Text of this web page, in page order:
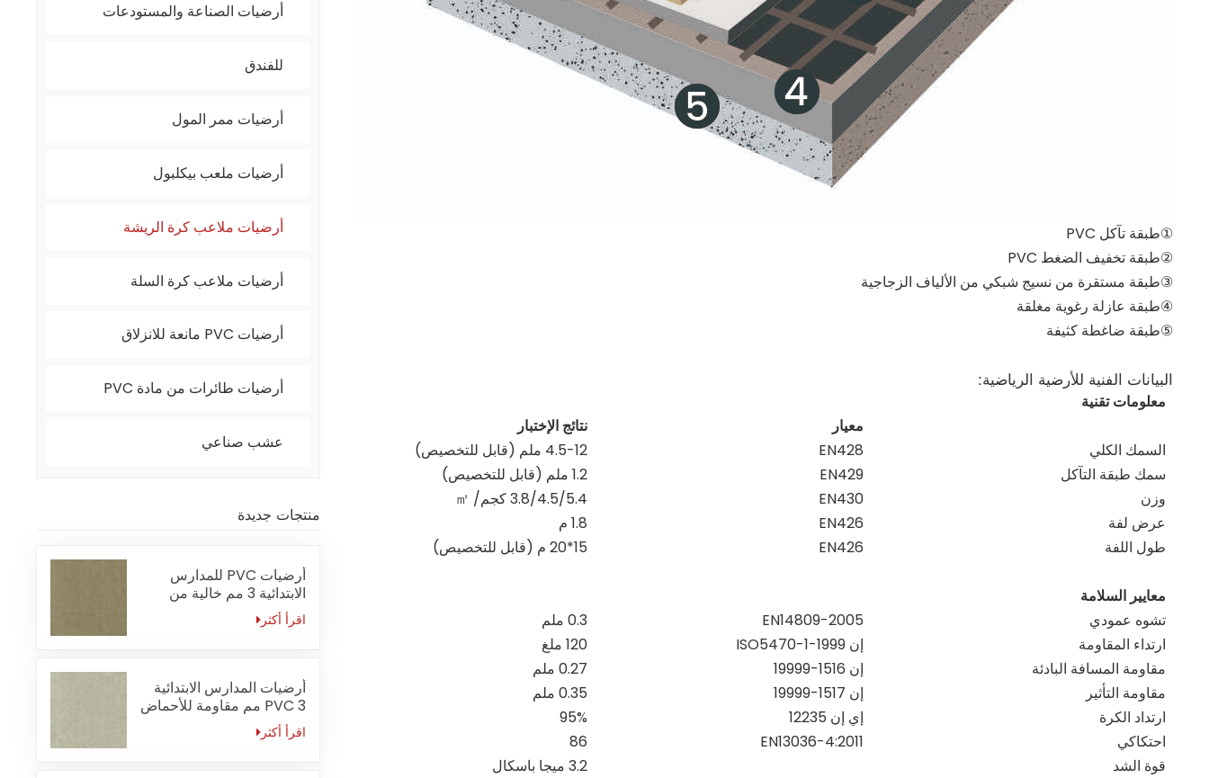
أرضيات الصناعة والمستودعات
للفندق
أرضيات ممر المول
أرضيات ملعب بيكلبول
أرضيات ملاعب كرة الريشة
أرضيات ملاعب كرة السلة
أرضيات PVC مانعة للانزلاق
أرضيات طائرات من مادة PVC
عشب صناعي
منتجات جديدة
أرضيات PVC للمدارس
الابتدائية 3 مم خالية من
الفورمالديهايد
اقرأ أكثر
أرضيات المدارس الابتدائية
PVC 3 مم مقاومة للأحماض
والقلويات
اقرأ أكثر
①طبقة تآكل PVC
②طبقة تخفيف الضغط PVC
③طبقة مستقرة من نسيج شبكي من الألياف الزجاجية
④طبقة عازلة رغوية مغلقة
⑤طبقة ضاغطة كثيفة
البيانات الفنية للأرضية الرياضية:
معلومات تقنية
معيار
نتائج الإختبار
السمك الكلي
EN428
4.5-12 ملم (قابل للتخصيص)
سمك طبقة التآكل
EN429
1.2 ملم (قابل للتخصيص)
وزن
EN430 3.8/4.5/5.4 كجم/
㎡
عرض لفة
EN426
1.8 م
طول اللفة
EN426 15*20 م (قابل للتخصيص)
معايير السلامة
تشوه عمودي
EN14809-2005
0.3 ملم
ارتداء المقاومة
إن ISO5470-1-1999
120 ملغ
مقاومة المسافة البادئة
إن 1516-19999
0.27 ملم
مقاومة التأثير
إن 1517-19999
0.35 ملم
ارتداد الكرة
إي إن 12235
95%
احتكاكي
EN13036-4:2011
86
قوة الشد
3.2 ميجا باسكال